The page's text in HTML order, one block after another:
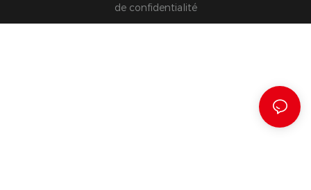
de confidentialité